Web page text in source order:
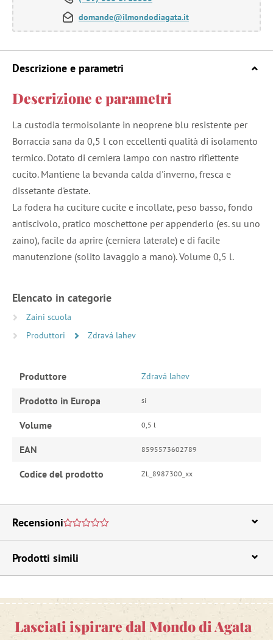
domande@ilmondodiagata.it
Descrizione e parametri
Descrizione e parametri
La custodia termoisolante in neoprene blu resistente per
Borraccia sana da 0,5 l con eccellenti qualità di isolamento
termico. Dotato di cerniera lampo con nastro riflettente
cucito. Mantiene la bevanda calda d'inverno, fresca e
dissetante d'estate.
La fodera ha cuciture cucite e incollate, peso basso, fondo
antiscivolo, pratico moschettone per appenderlo (es. su uno
zaino), facile da aprire (cerniera laterale) e di facile
manutenzione (solito lavaggio a mano). Volume 0,5 l.
Elencato in categorie
Zaini scuola
Produttori
Zdravá lahev
Produttore Zdravá lahev
Prodotto in Europa si
Volume 0,5 l
EAN 8595573602789
Codice del prodotto ZL_8987300_xx
Recensioni
Prodotti simili
Lasciati ispirare dal Mondo di Agata